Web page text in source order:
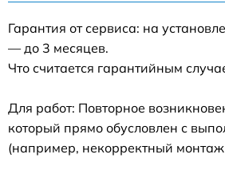
Гарантия от сервиса: на
— до 3 месяцев.
Что считается гарантийным
Для работ: Повторное
который прямо обусловлен с
(например, некорректный монтаж